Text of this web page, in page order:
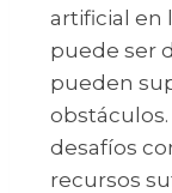
artificial en
puede ser
pueden
desafíos
recursos